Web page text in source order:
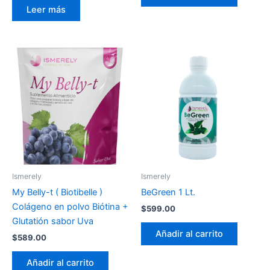
Leer más
Ismerely
My Belly-t ( Biotibelle )
Colágeno en polvo Biótina +
Glutatión sabor Uva
$589.00
Añadir al carrito
Ismerely
BeGreen 1 Lt.
$599.00
Añadir al carrito